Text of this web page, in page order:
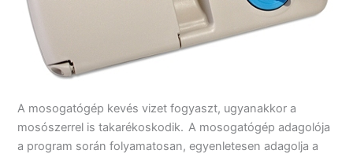
A mosogatógép kevés vizet fogyaszt, ugyanakkor a
mosószerrel is takarékoskodik. A mosogatógép adagolója
a program során folyamatosan, egyenletesen adagolja a